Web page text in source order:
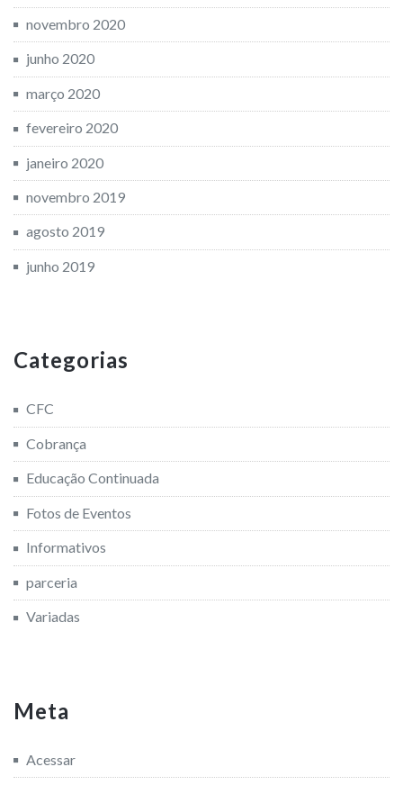
novembro 2020
junho 2020
março 2020
fevereiro 2020
janeiro 2020
novembro 2019
agosto 2019
junho 2019
Categorias
CFC
Cobrança
Educação Continuada
Fotos de Eventos
Informativos
parceria
Variadas
Meta
Acessar